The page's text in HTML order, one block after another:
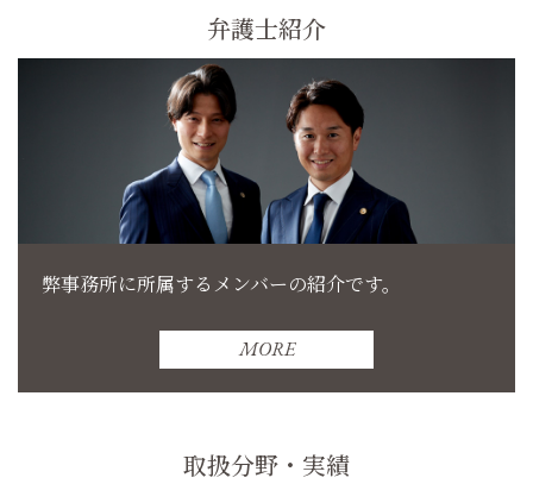
弁護士紹介
弊事務所に所属するメンバーの紹介です。
MORE
取扱分野・実績